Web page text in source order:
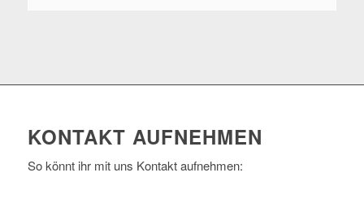
KONTAKT AUFNEHMEN
So könnt ihr mit uns Kontakt aufnehmen: